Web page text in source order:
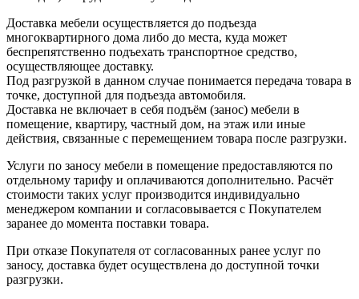
Доставка мебели осуществляется до подъезда
многоквартирного дома либо до места, куда может
беспрепятственно подъехать транспортное средство,
осуществляющее доставку.
Под разгрузкой в данном случае понимается передача товара в
точке, доступной для подъезда автомобиля.
Доставка не включает в себя подъём (занос) мебели в
помещение, квартиру, частный дом, на этаж или иные
действия, связанные с перемещением товара после разгрузки.
Услуги по заносу мебели в помещение предоставляются по
отдельному тарифу и оплачиваются дополнительно. Расчёт
стоимости таких услуг производится индивидуально
менеджером компании и согласовывается с Покупателем
заранее до момента поставки товара.
При отказе Покупателя от согласованных ранее услуг по
заносу, доставка будет осуществлена до доступной точки
разгрузки.